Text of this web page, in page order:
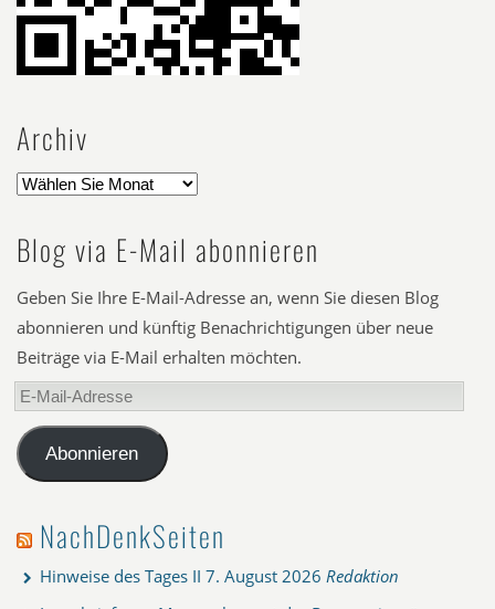
Archiv
Blog via E-Mail abonnieren
Geben Sie Ihre E-Mail-Adresse an, wenn Sie diesen Blog
abonnieren und künftig Benachrichtigungen über neue
Beiträge via E-Mail erhalten möchten.
E-
Mail-
AdresseAbonnieren
NachDenkSeiten
Hinweise des Tages II 7. August 2026 Redaktion